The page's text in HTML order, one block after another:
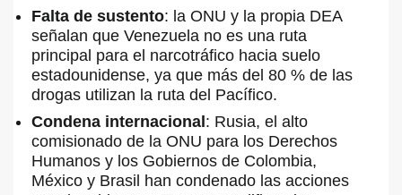
Falta de sustento: la ONU y la propia DEA
señalan que Venezuela no es una ruta
principal para el narcotráfico hacia suelo
estadounidense, ya que más del 80 % de las
drogas utilizan la ruta del Pacífico.
Condena internacional : Rusia, el alto
comisionado de la ONU para los Derechos
Humanos y los Gobiernos de Colombia,
México y Brasil han condenado las acciones